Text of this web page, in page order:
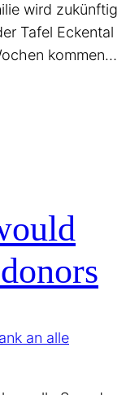
wird zukünftig
Tafel Eckental
kommen…